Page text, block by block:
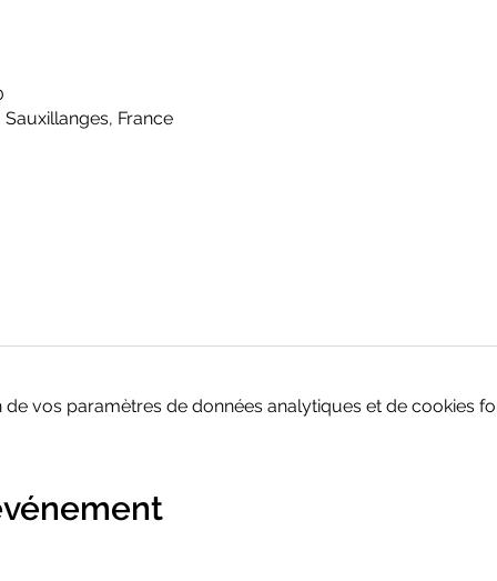
France
vos paramètres de données analytiques et de cookies